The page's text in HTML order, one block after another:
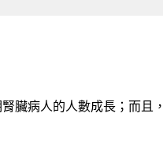
臟病人的人數成長；而且